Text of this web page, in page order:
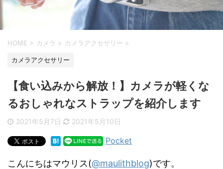
HOME > カメラ > カメラアクセサリー >
カメラアクセサリー
【食い込みから解放！】カメラが軽くな
るおしゃれなストラップを紹介します
2021年5月7日 2021年5月10日
Pocket
こんにちはマウリス(@maulithblog)です。